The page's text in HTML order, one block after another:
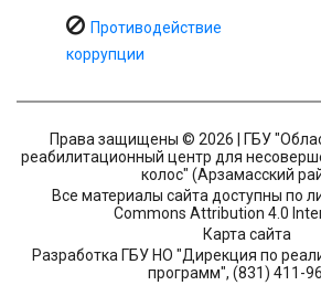
Противодействие
коррупции
Права защищены © 2026 | ГБУ
реабилитационный центр для
колос" (Арзамасский
Все материалы сайта доступны по
Commons Attribution 4.0
Карта сайта
Разработка ГБУ НО "Дирекция по
программ", (831) 411-